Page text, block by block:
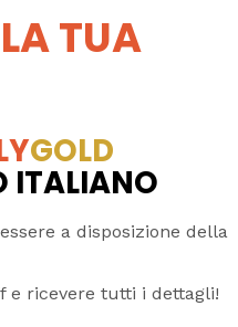
TUA
GOLD
ITALIANO
a disposizione della
e ricevere tutti i dettagli!